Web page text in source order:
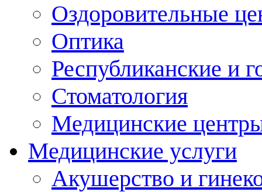
Оздоровительные
Оптика
Республиканские и
Стоматология
Медицинские
Медицинские услуги
Акушерство и